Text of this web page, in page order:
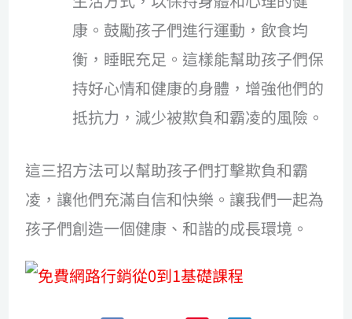
康。鼓勵孩子們進行運動，飲食均
衡，睡眠充足。這樣能幫助孩子們保
持好心情和健康的身體，增強他們的
抵抗力，減少被欺負和霸凌的風險。
這三招方法可以幫助孩子們打擊欺負和霸
凌，讓他們充滿自信和快樂。讓我們一起為
孩子們創造一個健康、和諧的成長環境。